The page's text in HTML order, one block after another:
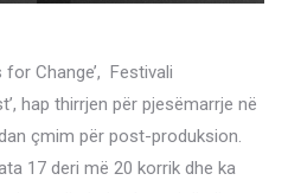
Change’, Festivali
hap thirrjen për pjesëmarrje në
çmim për post-produksion.
17 deri më 20 korrik dhe ka